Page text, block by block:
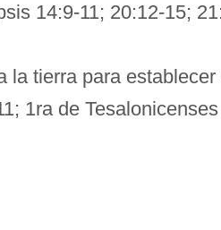
14:9-11; 20:12-15;
tierra para
1ra de